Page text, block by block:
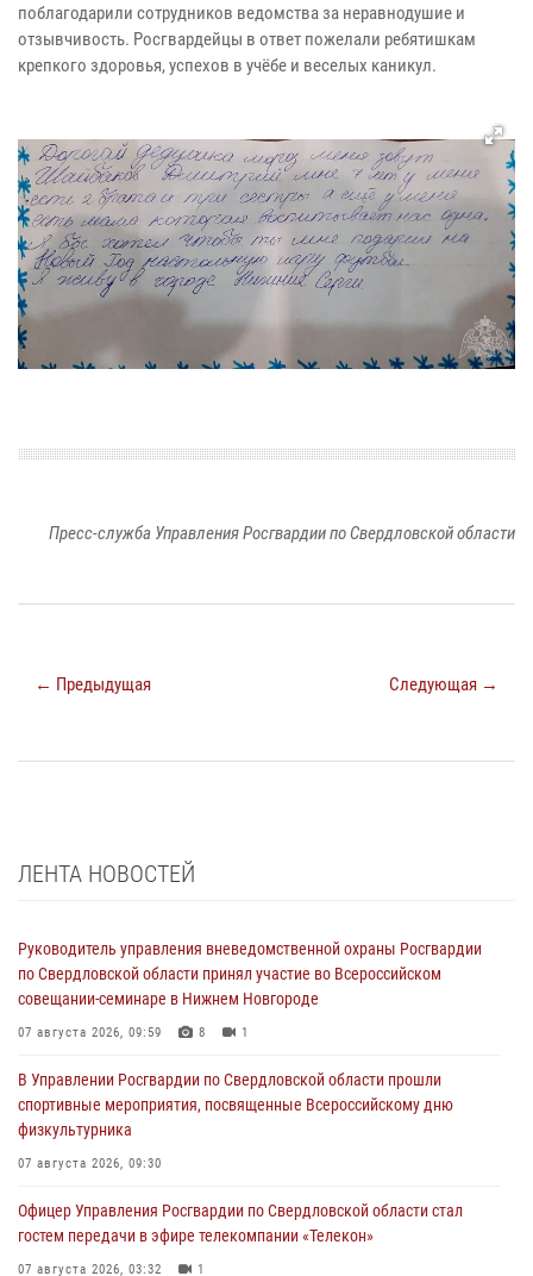
поблагодарили сотрудников ведомства за неравнодушие и
отзывчивость. Росгвардейцы в ответ пожелали ребятишкам
крепкого здоровья, успехов в учёбе и веселых каникул.
Пресс-служба Управления Росгвардии по Свердловской области
← Предыдущая Следующая →
ЛЕНТА НОВОСТЕЙ
Руководитель управления вневедомственной охраны Росгвардии
по Свердловской области принял участие во Всероссийском
совещании-семинаре в Нижнем Новгороде
07 августа 2026, 09:59 8 1
В Управлении Росгвардии по Свердловской области прошли
спортивные мероприятия, посвященные Всероссийскому дню
физкультурника
07 августа 2026, 09:30
Офицер Управления Росгвардии по Свердловской области стал
гостем передачи в эфире телекомпании «Телекон»
07 августа 2026, 03:32 1